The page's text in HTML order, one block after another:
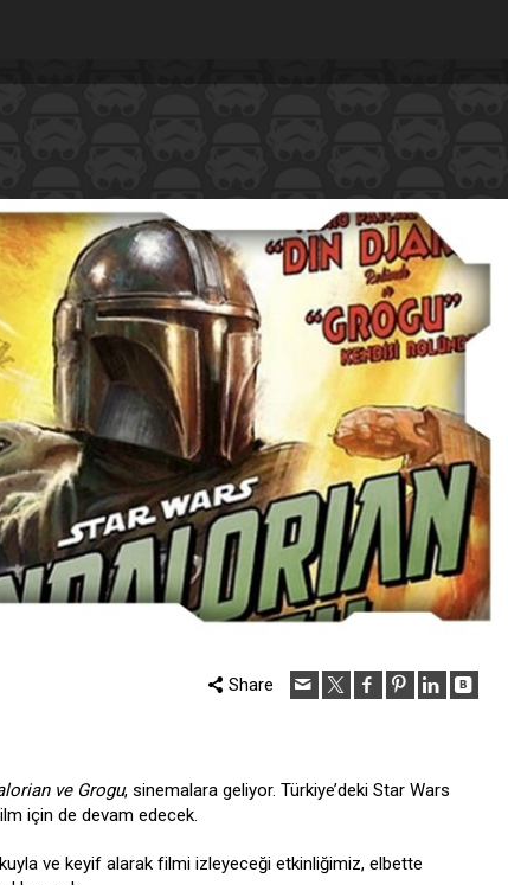
Share
ve Grogu, sinemalara geliyor. Türkiye’deki Star Wars
için de devam edecek.
ve keyif alarak filmi izleyeceği etkinliğimiz, elbette